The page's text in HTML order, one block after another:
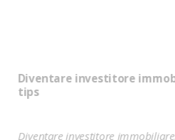
Diventare investitore
tips
Diventare investitore